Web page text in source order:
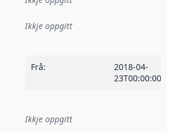
Ikkje oppgitt
Frå:
2018-04-
23T00:00:00Z
Referanse til ei implementeringsregel eller
Ikkje oppgitt